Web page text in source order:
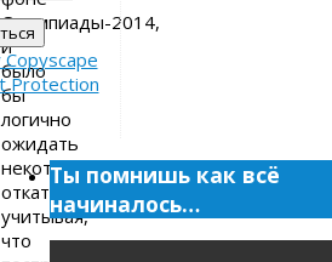
Олимпиады-2014,
и
было
бы
логично
ожидать
некоторого
отката,
учитывая,
что
Ты помнишь как всё
начиналось…